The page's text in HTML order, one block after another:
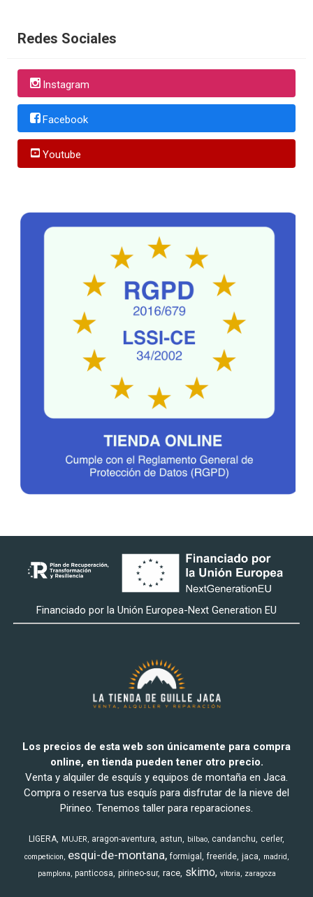
Redes Sociales
Instagram
Facebook
Youtube
Financiado por la Unión Europea-Next Generation EU
Los precios de esta web son únicamente para compra
online, en tienda pueden tener otro precio.
Venta y alquiler de esquís y equipos de montaña en Jaca.
Compra o reserva tus esquís para disfrutar de la nieve del
Pirineo. Tenemos taller para reparaciones.
LIGERA MUJER aragon-aventura astun bilbao candanchu cerler
competicion esqui-de-montana formigal freeride jaca
madrid
pamplona panticosa pirineo-sur race skimo vitoria zaragoza